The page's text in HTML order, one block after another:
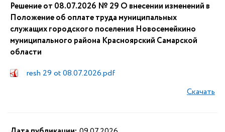
Решение от 08.07.2026 № 29 О внесении изменений в
Положение об оплате труда муниципальных
служащих городского поселения Новосемейкино
муниципального района Красноярский Самарской
области
resh 29 ot 08.07.2026.pdf
Скачать